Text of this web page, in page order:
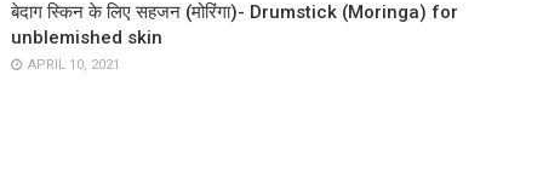
बेदाग स्किन के लिए सहजन (मोरिंगा)- Drumstick (Moringa) for
unblemished skin
APRIL 10, 2021